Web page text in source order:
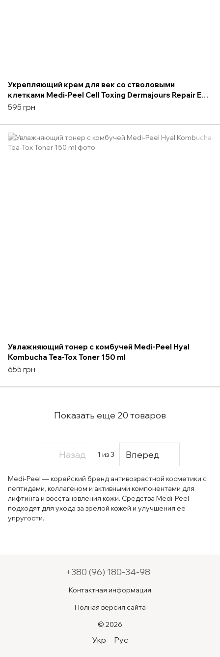
Укрепляющий крем для век со стволовыми
клетками Medi-Peel Cell Toxing Dermajours Repair Eye
Cream 30 ml
595 грн
Увлажняющий тонер с комбучей Medi-Peel Hyal
Kombucha Tea-Tox Toner 150 ml
655 грн
Показать еще 20 товаров
Назад 1 из 3 Вперед
Medi-Peel — корейский бренд антивозрастной косметики с
пептидами, коллагеном и активными компонентами для
лифтинга и восстановления кожи. Средства Medi-Peel
подходят для ухода за зрелой кожей и улучшения её
упругости.
+380 (96) 180-34-98
Контактная информация
Полная версия сайта
© 2026
Укр Рус